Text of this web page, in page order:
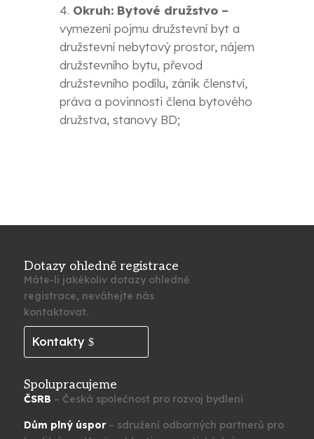
Okruh: Bytové družstvo –
vymezení pojmu družstevní byt a
družstevní nebytový prostor, nájem
družstevního bytu, převod
družstevního podílu, zánik členství,
práva a povinnosti člena bytového
družstva, stanovy BD;
Dotazy ohledně registrace
Máte-li jakékoliv dotazy ohledně
registrace, neváhejte nás
kontaktovat.
Kontakty
Spolupracujeme
ČSRB – Česká společnost pro rozvoj bydlení
Dům plný úspor– sdružení odborných partnerů pro